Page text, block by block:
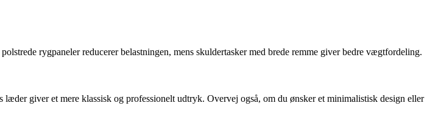
rygpaneler reducerer belastningen, mens skuldertasker med brede remme giver bedre vægtfordeling.
giver et mere klassisk og professionelt udtryk. Overvej også, om du ønsker et minimalistisk design eller